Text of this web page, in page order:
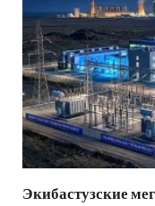
Экибастузские